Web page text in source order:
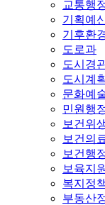
교통행
기획예
기후환
도로과
도시경
도시계
문화예
민원행
보건위
보건의
보건행
보육지
복지정
부동산